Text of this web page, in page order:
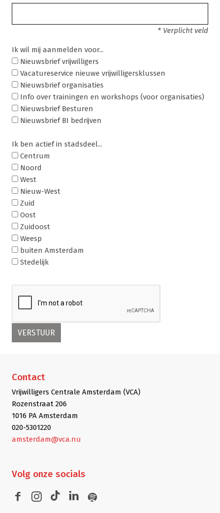
* Verplicht veld
Ik wil mij aanmelden voor...
Nieuwsbrief vrijwilligers
Vacatureservice nieuwe vrijwilligersklussen
Nieuwsbrief organisaties
Info over trainingen en workshops (voor organisaties)
Nieuwsbrief Besturen
Nieuwsbrief BI bedrijven
Ik ben actief in stadsdeel...
Centrum
Noord
West
Nieuw-West
Zuid
Oost
Zuidoost
Weesp
buiten Amsterdam
Stedelijk
Contact
Vrijwilligers Centrale Amsterdam (VCA)
Rozenstraat 206
1016 PA Amsterdam
020-5301220
amsterdam@vca.nu
Volg onze socials